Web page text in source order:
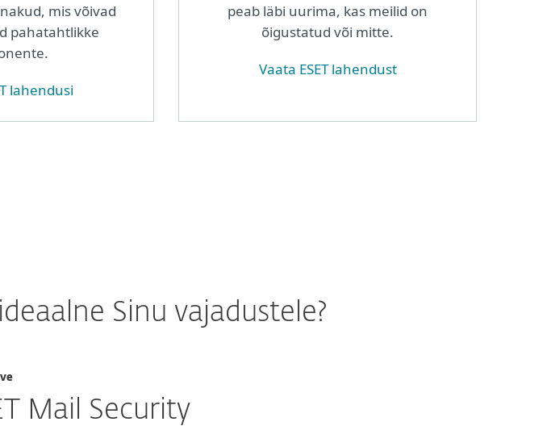
mis võivad
pahatahtlikke
lahendusi
peab läbi uurima, kas meilid on
õigustatud või mitte.
Vaata ESET lahendust
Sinu vajadustele?
Mail Security